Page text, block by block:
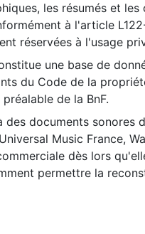
les résumés et
à l'article
réservées à l'usage
une base de
du Code de la
de la BnF.
des documents sonores
Music France,
dès lors
permettre la